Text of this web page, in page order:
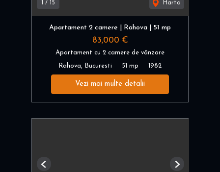
/ 15 Harta
Apartament 2 camere | Rahova | 51 mp
83,000 €
Apartament cu 2 camere de vânzare
Rahova, Bucuresti 51 mp 1982
Vezi mai multe detalii
Previous Next